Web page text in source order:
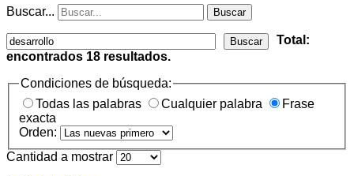
Buscar... Buscar
Buscar
Total:
encontrados 18 resultados.
Condiciones de búsqueda:
Todas las palabras
Cualquier palabra
Frase
exacta
Orden:
Cantidad a mostrar